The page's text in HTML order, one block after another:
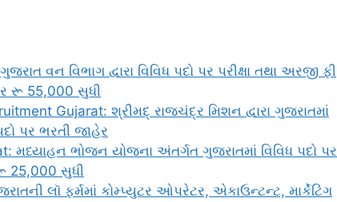
વન વિભાગ દ્વારા વિવિધ પદો પર પરીક્ષા તથા અરજી ફી
રૂ 55,000 સુધી
Gujarat: શ્રીમદ્ રાજચંદ્ર મિશન દ્વારા ગુજરાતમાં
પર ભરતી જાહેર
મધ્યાહન ભોજન યોજના અંતર્ગત ગુજરાતમાં વિવિધ પદો પર
25,000 સુધી
લૉ ફર્મમાં કોમ્પ્યુટર ઓપરેટર, એકાઉન્ટન્ટ, માર્કેટિંગ